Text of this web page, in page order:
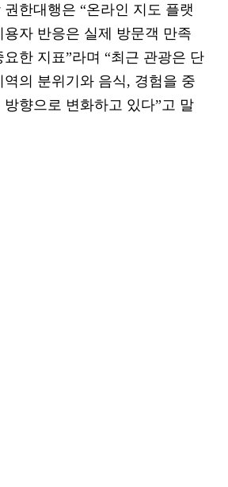
한대행은 “온라인 지도 플랫
자 반응은 실제 방문객 만족
한 지표”라며 “최근 관광은 단
의 분위기와 음식, 경험을 중
향으로 변화하고 있다”고 말